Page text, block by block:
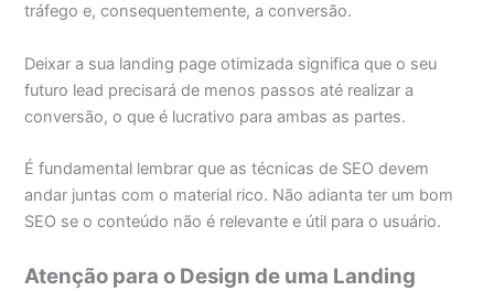
tráfego e, consequentemente, a conversão.
Deixar a sua landing page otimizada significa que o seu
futuro lead precisará de menos passos até realizar a
conversão, o que é lucrativo para ambas as partes.
É fundamental lembrar que as técnicas de SEO devem
andar juntas com o material rico. Não adianta ter um bom
SEO se o conteúdo não é relevante e útil para o usuário.
Atenção para o Design de uma Landing